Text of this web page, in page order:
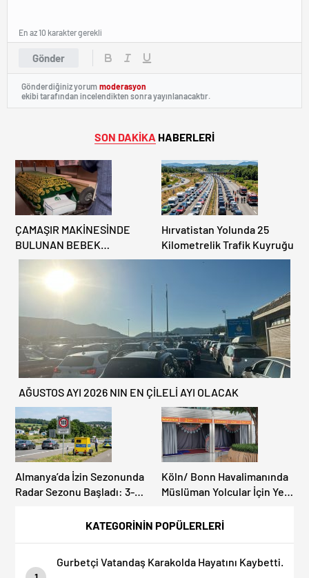
Gönder
En az 10 karakter gerekli
Gönderdiğiniz yorum moderasyon
ekibi tarafından incelendikten sonra yayınlanacaktır.
SON DAKİKA HABERLERİ
KATEGORİNİN POPÜLERLERİ
Gurbetçi Vatandaş Karakolda Hayatını Kaybetti.
ÇAMAŞIR MAKİNESİNDE
BULUNAN BEBEK
CENAZESİ ŞOK ETTİ
Hırvatistan Yolunda 25
Kilometrelik Trafik Kuyruğu
AĞUSTOS AYI 2026 NIN EN ÇİLELİ AYI OLACAK
Almanya’da İzin Sezonunda
Radar Sezonu Başladı: 3-9
Denetimi Yapılacak!
Köln/ Bonn Havalimanında
Müslüman Yolcular İçin Yeni